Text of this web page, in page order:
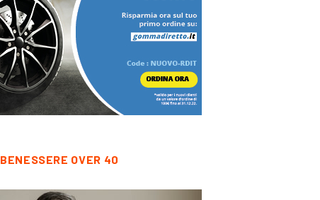
BENESSERE OVER 40